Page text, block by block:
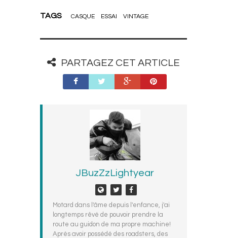
TAGS CASQUE ESSAI VINTAGE
PARTAGEZ CET ARTICLE
JBuzZzLightyear
Motard dans l'âme depuis l'enfance, j'ai
longtemps rêvé de pouvoir prendre la
route au guidon de ma propre machine!
Après avoir possédé des roadsters, des